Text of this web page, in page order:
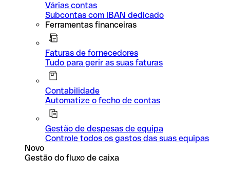
Várias contas
Subcontas com IBAN dedicado
Ferramentas financeiras
Faturas de fornecedores
Tudo para gerir as suas faturas
Contabilidade
Automatize o fecho de contas
Gestão de despesas de equipa
Controle todos os gastos das suas equipas
Novo
Gestão do fluxo de caixa